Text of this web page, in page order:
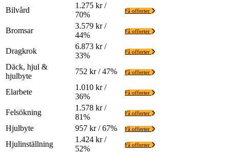
Bilvård
1.275 kr /
70%
Få offerter
Bromsar
3.579 kr /
44%
Få offerter
Dragkrok
6.873 kr /
33%
Få offerter
Däck, hjul &
hjulbyte
752 kr / 47% Få offerter
Elarbete
1.010 kr /
36%
Få offerter
Felsökning
1.578 kr /
81%
Få offerter
Hjulbyte 957 kr / 67% Få offerter
Hjulinställning
1.424 kr /
52%
Få offerter